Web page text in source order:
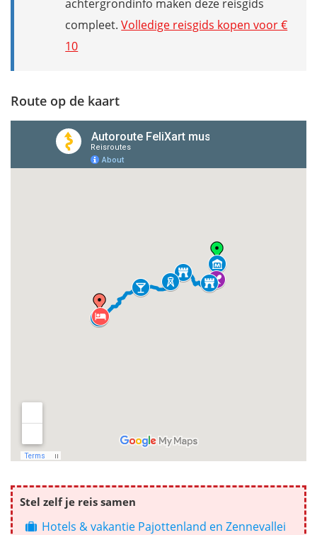
achtergrondinfo maken deze reisgids
compleet.Volledige reisgids kopen voor €
10
Route op de kaart
Stel zelf je reis samen
Hotels & vakantie Pajottenland en Zennevallei